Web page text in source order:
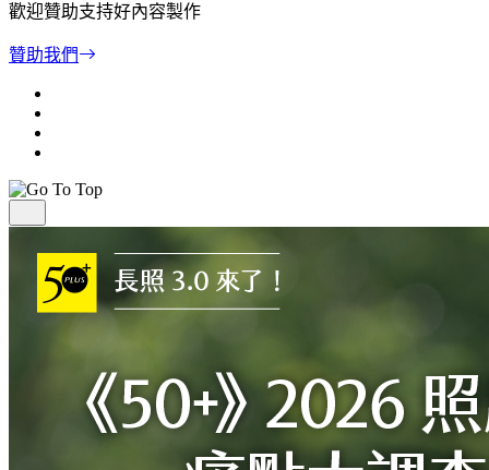
歡迎贊助支持好內容製作
贊助我們